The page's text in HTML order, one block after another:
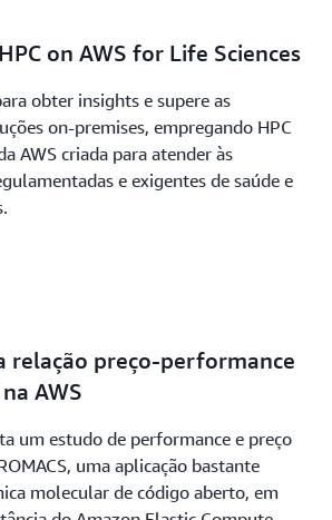
on AWS for Life Sciences
obter insights e supere as
on-premises, empregando HPC
AWS criada para atender às
e exigentes de saúde e
relação preço-performance
AWS
um estudo de performance e preço
uma aplicação bastante
molecular de código aberto, em